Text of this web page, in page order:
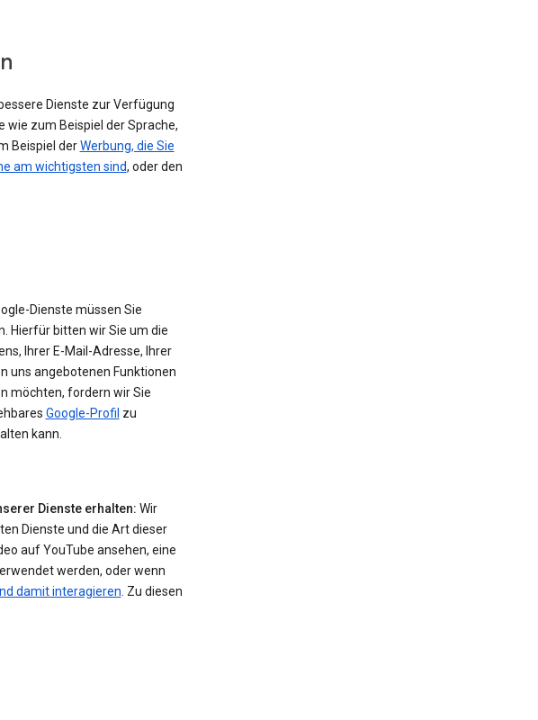
Dienste zur Verfügung
wie zum Beispiel der Sprache,
Beispiel derWerbung, die Sie
am wichtigsten sind, oder den
Dienste müssen Sie
Hierfür bitten wir Sie um die
Ihrer E-Mail-Adresse, Ihrer
uns angebotenen Funktionen
möchten, fordern wir Sie
Google-Profil zu
kann.
Dienste erhalten: Wir
Dienste und die Art dieser
auf YouTube ansehen, eine
werden, oder wenn
damit interagieren. Zu diesen